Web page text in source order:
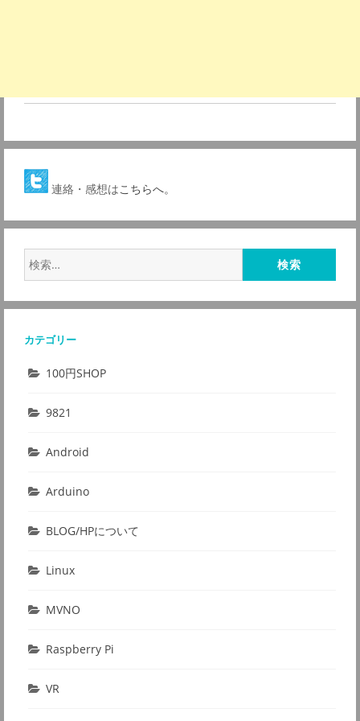
連絡・感想はこちらへ。
索:
カテゴリー
100円SHOP
9821
Android
Arduino
BLOG/HPについて
Linux
MVNO
Raspberry Pi
VR